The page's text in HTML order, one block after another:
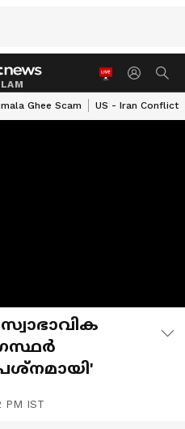
Ghee Scam US - Iran Conflict
PM IST